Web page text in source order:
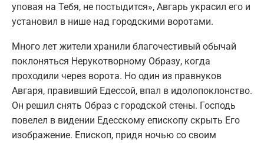
уповая на Тебя, не постыдится», Авгарь украсил его и
установил в нише над городскими воротами.
Много лет жители хранили благочестивый обычай
поклоняться Нерукотворному Образу, когда
проходили через ворота. Но один из правнуков
Авгаря, правивший Едессой, впал в идолопоклонство.
Он решил снять Образ с городской стены. Господь
повелел в видении Едесскому епископу скрыть Его
изображение. Епископ, придя ночью со своим